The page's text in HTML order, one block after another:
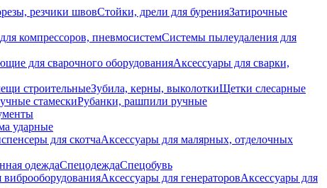
резчики швовСтойки, дрели для буренияЗатирочные
компрессоров, пневмосистемСистемы пылеудаления для
для сварочного оборудованияАксессуары для сварки,
строительныеЗубила, керны, выколоткиЩетки слесарные
стамескиРубанки, рашпили ручные
ударные
для скотчаАксессуары для малярных, отделочных
одеждаСпецодеждаСпецобувь
виброоборудованияАксессуары для генераторовАксессуары для